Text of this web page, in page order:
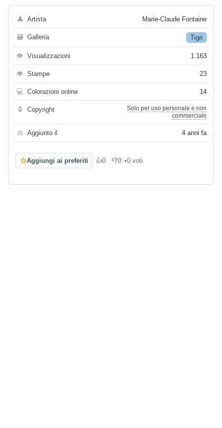
👤 Artista Marie-Claude Fontaine
🗃 Galleria Tigri
👁 Visualizzazioni 1 163
👁 Stampe 23
💻 Colorazioni online 14
🔒 Copyright
Solo per uso personale e non
commerciale
📅 Aggiunto il 4 anni fa
☆Aggiungi ai preferiti 👍0
Mi piace
👎0
Non mi piace
•0 voti